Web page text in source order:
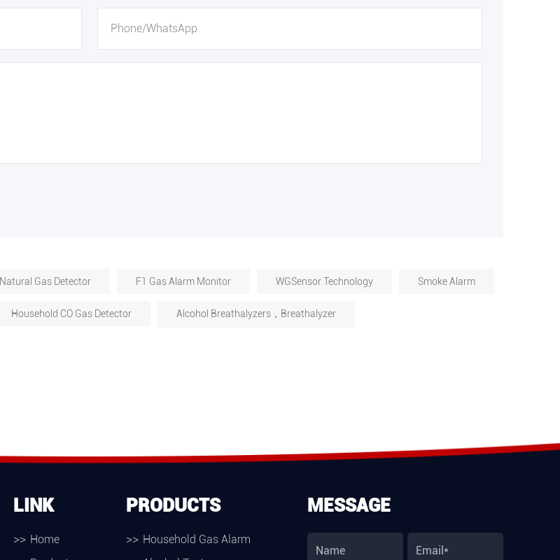
Natural Gas Detector F1 Gas Alarm Monitor WGSensor Technology Smoke Alarm
Household CO Gas Detector Alcohol Breathalyzers，Breathalyzer
LINK
Home
PRODUCTS
Household Gas Alarm
MESSAGE